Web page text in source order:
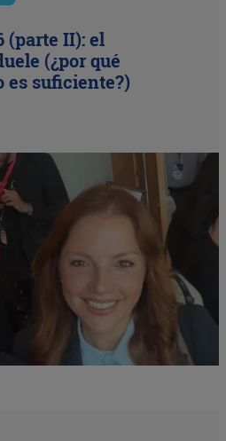
(parte II): el
(¿por qué
es suficiente?)